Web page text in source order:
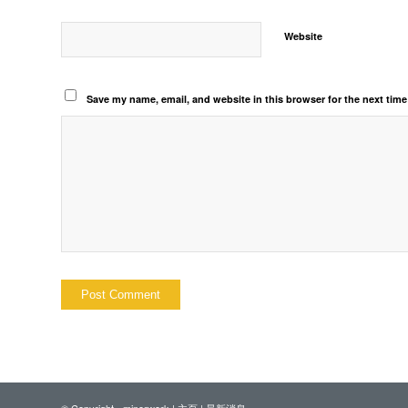
Website
Save my name, email, and website in this browser for the next